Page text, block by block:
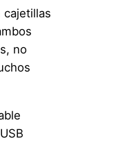
cajetillas
no